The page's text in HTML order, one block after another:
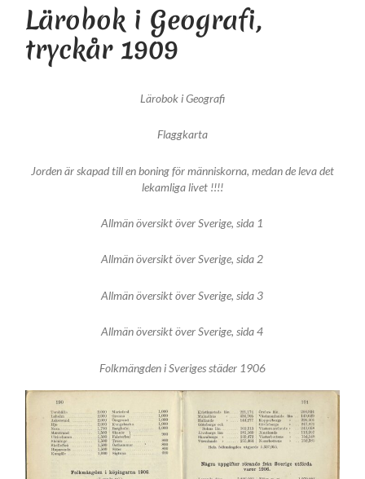
Lärobok i Geografi,
tryckår 1909
Lärobok i Geografi
Flaggkarta
Jorden är skapad till en boning för människorna, medan de leva det
lekamliga livet !!!!
Allmän översikt över Sverige, sida 1
Allmän översikt över Sverige, sida 2
Allmän översikt över Sverige, sida 3
Allmän översikt över Sverige, sida 4
Folkmängden i Sveriges städer 1906